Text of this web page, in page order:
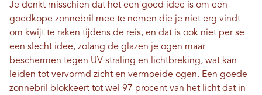
Je denkt misschien dat het een goed idee is om een ​​
goedkope zonnebril mee te nemen die je niet erg vindt
om kwijt te raken tijdens de reis, en dat is ook niet per se
een slecht idee, zolang de glazen je ogen maar
beschermen tegen UV-straling en lichtbreking, wat kan
leiden tot vervormd zicht en vermoeide ogen. Een goede
zonnebril blokkeert tot wel 97 procent van het licht dat in